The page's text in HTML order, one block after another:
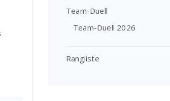
Team-Duell
Team-Duell 2026
Rangliste